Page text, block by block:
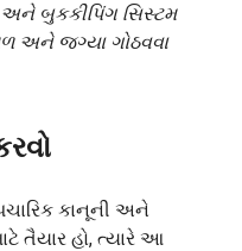
અને બુકકીપિંગ સિસ્ટમ
અને જગ્યા ગોઠવવા
કાનૂની અને
તૈયાર હો, ત્યારે આ